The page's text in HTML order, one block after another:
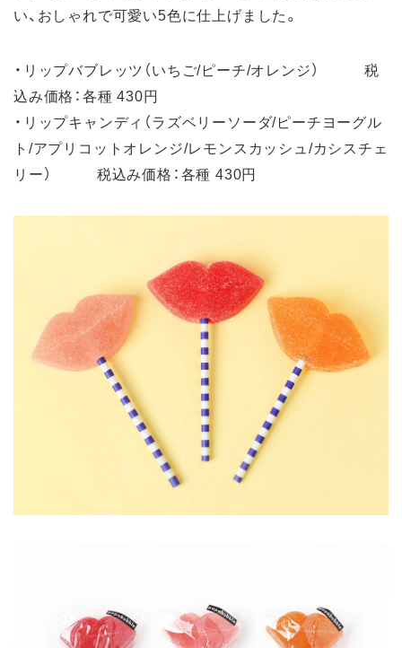
い、おしゃれで可愛い5色に仕上げました。
・リップバブレッツ（いちご/ピーチ/オレンジ） 税
込み価格：各種 430円
・リップキャンディ（ラズベリーソーダ/ピーチヨーグル
ト/アプリコットオレンジ/レモンスカッシュ/カシスチェ
リー） 税込み価格：各種 430円